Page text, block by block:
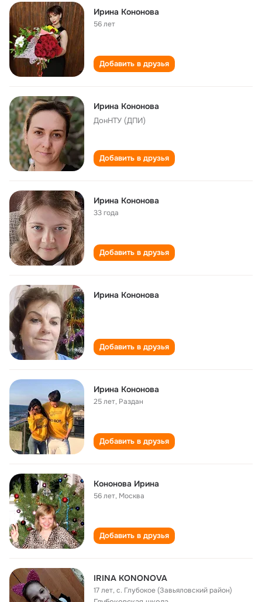
Ирина Кононова
56 лет
Добавить в друзья
Ирина Кононова
ДонНТУ (ДПИ)
Добавить в друзья
Ирина Кононова
33 года
Добавить в друзья
Ирина Кононова
Добавить в друзья
Ирина Кононова
25 лет, Раздан
Добавить в друзья
Кононова Ирина
56 лет, Москва
Добавить в друзья
IRINA KONONOVA
17 лет,с. Глубокое (Завьяловский район)